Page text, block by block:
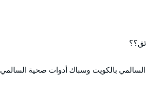
بالكويت وسباك أدوات صحية السالمي